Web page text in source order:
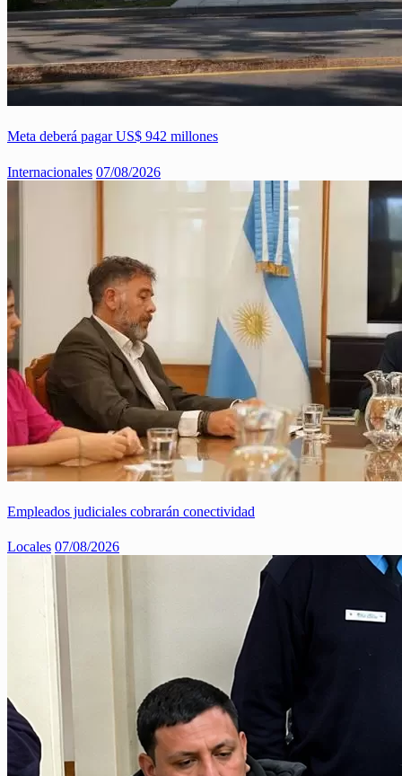
Meta deberá pagar US$ 942 millones
Internacionales 07/08/2026
Empleados judiciales cobrarán conectividad
Locales 07/08/2026